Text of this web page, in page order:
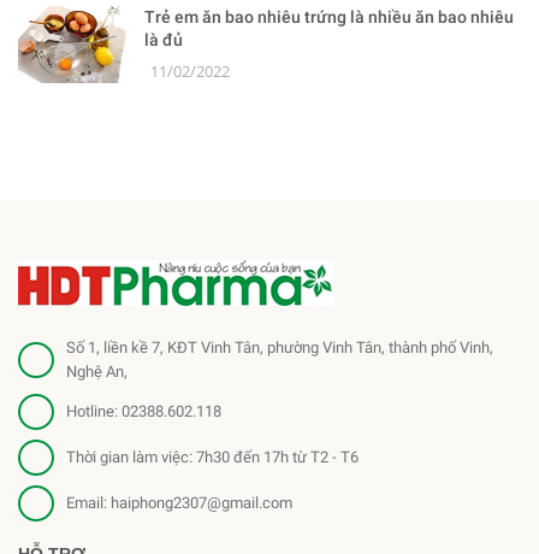
Trẻ em ăn bao nhiêu trứng là nhiều ăn bao nhiêu
là đủ
11/02/2022
Số 1, liền kề 7, KĐT Vinh Tân, phường Vinh Tân, thành phố Vinh,
Nghệ An,
Hotline: 02388.602.118
Thời gian làm việc: 7h30 đến 17h từ T2 - T6
Email: haiphong2307@gmail.com